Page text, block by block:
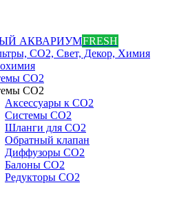
АКВАРИУМFRESH
СО2, Свет, Декор, Химия
СО2
СО2
Аксессуары к СО2
Системы СО2
Шланги для CO2
Обратный клапан
Диффузоры СO2
Балоны CO2
Редукторы CO2